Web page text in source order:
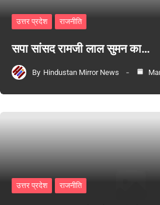
उत्तर प्रदेश राजनीति
सपा सांसद रामजी लाल सुमन का…
By Hindustan Mirror News
उत्तर प्रदेश राजनीति